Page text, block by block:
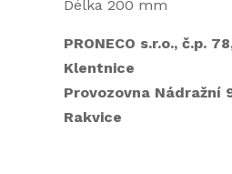
Délka 200 mm
PRONECO s.r.o., č.p.
Klentnice
Provozovna Nádražní
Rakvice